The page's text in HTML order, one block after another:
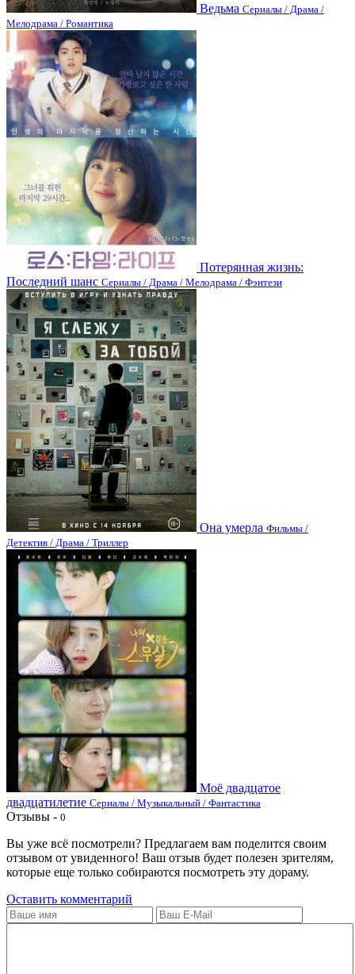
Ведьма Сериалы / Драма /
Мелодрама / Романтика
Потерянная жизнь:
Последний шанс Сериалы / Драма / Мелодрама / Фэнтези
Она умерла Фильмы /
Детектив / Драма / Триллер
Моё двадцатое
двадцатилетие Сериалы / Музыкальный / Фантастика
Отзывы - 0
Вы уже всё посмотрели? Предлагаем вам поделится своим
отзывом от увиденного! Ваш отзыв будет полезен зрителям,
которые еще только собираются посмотреть эту дораму.
Оставить комментарий